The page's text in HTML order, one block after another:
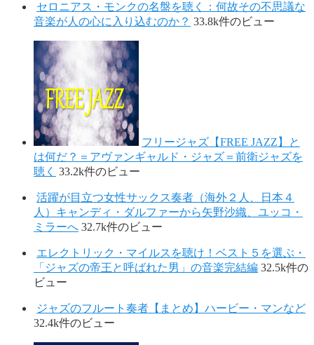
セロニアス・モンクの名盤を聴く：何故その不思議な
音楽が人の心に入り込むのか？ 33.8k件のビュー
フリージャズ【FREE JAZZ】と
は何だ？＝アヴァンギャルド・ジャズ＝前衛ジャズを
聴く 33.2k件のビュー
活躍が目立つ女性サックス奏者（海外２人、日本４
人）キャンディ・ダルファーから矢野沙織、ユッコ・
ミラーへ 32.7k件のビュー
エレクトリック・マイルスを聴け！ベスト５を選ぶ・
「ジャズの帝王と呼ばれた男」の音楽完結編 32.5k件の
ビュー
ジャズのフルート奏者【まとめ】ハービー・マンなど
32.4k件のビュー